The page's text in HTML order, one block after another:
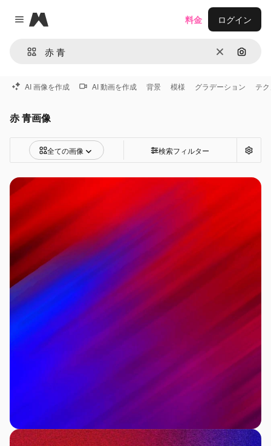
Close menu
Magnific
消去 画像で
料金 ログイン
AI 画像を作成 AI 動画を作成 背景 模様 グラデーション テ
赤 青画像
全ての画像 検索フィルター